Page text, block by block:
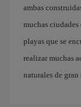
ambas
muchas
playas que se
realizar muchas
naturales de